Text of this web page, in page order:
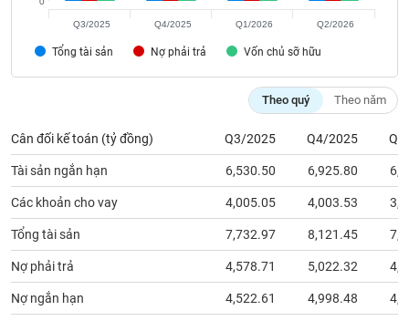
Tổng tài sản Nợ phải trả Vốn chủ sỡ hữu
Q3/2025 Q4/2025 Q1/2026 Q2/2026
Theo quý Theo năm
Cân đối kế toán (tỷ đồng) Q3/2025 Q4/2025
Tài sản ngắn hạn 6,530.50 6,925.80
Các khoản cho vay 4,005.05 4,003.53
Tổng tài sản 7,732.97 8,121.45
Nợ phải trả 4,578.71 5,022.32
Nợ ngắn hạn 4,522.61 4,998.48
đầu
tư
Truyền
thông
tài
chính